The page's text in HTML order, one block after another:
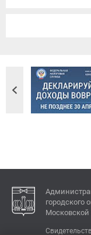
городского
Московской